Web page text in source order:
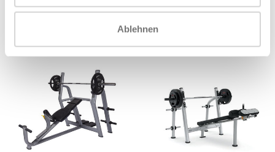
Ablehnen
700,83Inkl. MwSt.
384,93Inkl. MwSt.